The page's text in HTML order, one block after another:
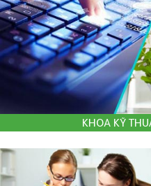
KHOA KỸ